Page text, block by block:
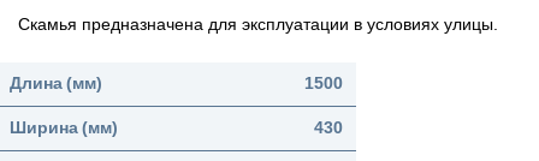
Скамья предназначена для эксплуатации в условиях улицы.
Длина (мм) 1500
Ширина (мм) 430